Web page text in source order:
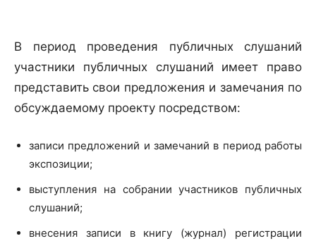
В период проведения публичных слушаний
участники публичных слушаний имеет право
представить свои предложения и замечания по
обсуждаемому проекту посредством:
записи предложений и замечаний в период работы
экспозиции;
выступления на собрании участников публичных
слушаний;
внесения записи в книгу (журнал) регистрации